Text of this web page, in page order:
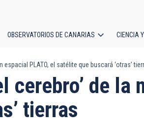
OBSERVATORIOS DE CANARIAS CIENCIA
espacial PLATO, el satélite que buscará ‘otras’
cerebro’ de
tierras